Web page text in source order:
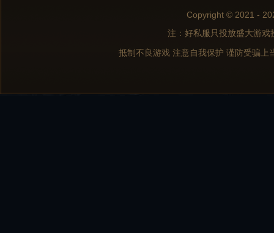
Copyright © 2021 -
注：好私服只投放盛大游
抵制不良游戏 注意自我保护 谨防受骗